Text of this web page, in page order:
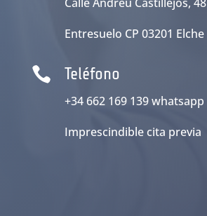
Entresuelo CP 03201 Elche
 Teléfono
+34 662 169 139 whatsapp
Imprescindible cita previa